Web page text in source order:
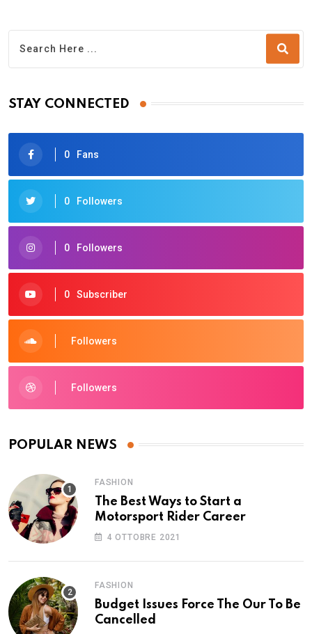
STAY CONNECTED
0 Fans
0 Followers
0 Followers
0 Subscriber
Followers
Followers
POPULAR NEWS
FASHION
The Best Ways to Start a
Motorsport Rider Career
4 OTTOBRE 2021
FASHION
Budget Issues Force The Our To Be
Cancelled